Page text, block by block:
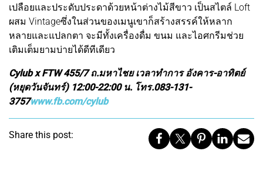
เปลือยและประดับประดาด้วยหน้าต่างไม้สีขาว เป็นสไตล์ Loft
ผสม Vintageซึ่งในส่วนของเมนูเขาก็สร้างสรรค์ให้หลาก
หลายและแปลกตา จะมีทั้งเครื่องดื่ม ขนม และไอศกรีมช่วย
เติมเต็มยามบ่ายได้ดีทีเดียว
Cylub x FTW 455/7 ถ.มหาไชย เวลาทำการ อังคาร-อาทิตย์
(หยุดวันจันทร์) 12:00-22:00 น. โทร.083-131-
3757www.fb.com/cylub
Share this post: